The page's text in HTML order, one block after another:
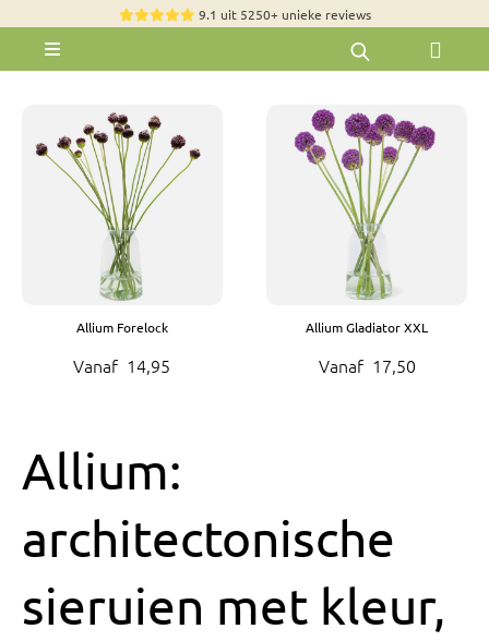
9.1 uit 5250+ unieke reviews
Toggle
Zomerbloemen
Exclusieve boeketten
Boeketten
Pioenrozen
Bloemen per soort
Olijfbomen
Bruiloft Bundels
Krans maken
Gelegenheden
Bloemenbon
Allium Forelock
Vanaf 14,95
Allium Gladiator XXL
Vanaf 17,50
Allium:
architectonische
sieruien met kleur,